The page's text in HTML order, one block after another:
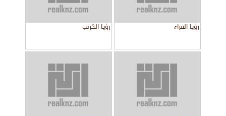
رؤيا الفراء رؤيا الكرنب